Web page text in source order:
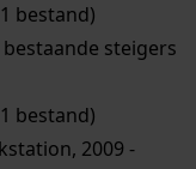
bestand)
steigers
bestand)
2009 -